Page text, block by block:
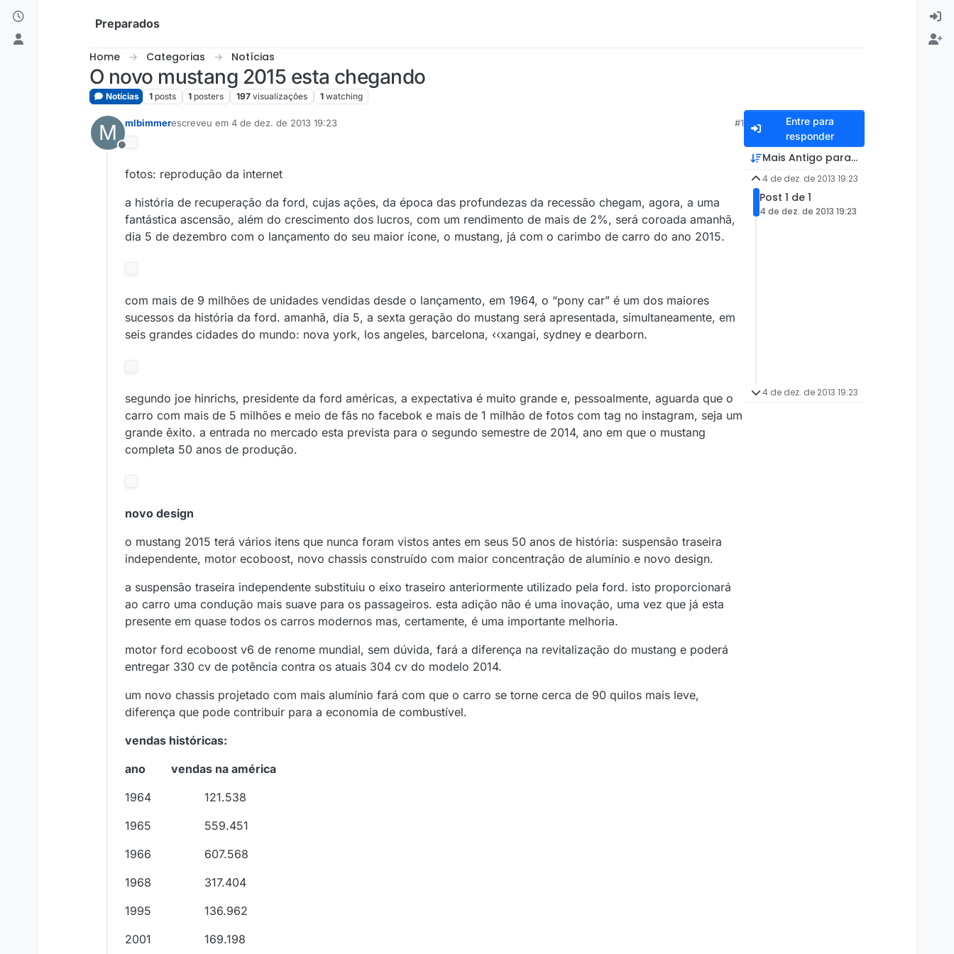
Skip to content
Preparados
Home Categorias Notícias
O novo mustang 2015 esta chegando
Notícias 1 posts 1 posters 197 visualizações 1 watching
M
Offline
mlbimmerescreveu em 4 de dez. de 2013 19:23
última edição por
#1
fotos: reprodução da internet
a história de recuperação da ford, cujas ações, da época das profundezas da recessão chegam, agora, a uma
fantástica ascensão, além do crescimento dos lucros, com um rendimento de mais de 2%, será coroada amanhã,
dia 5 de dezembro com o lançamento do seu maior ícone, o mustang, já com o carimbo de carro do ano 2015.
com mais de 9 milhões de unidades vendidas desde o lançamento, em 1964, o “pony car” é um dos maiores
sucessos da história da ford. amanhã, dia 5, a sexta geração do mustang será apresentada, simultaneamente, em
seis grandes cidades do mundo: nova york, los angeles, barcelona, ‹‹xangai, sydney e dearborn.
segundo joe hinrichs, presidente da ford américas, a expectativa é muito grande e, pessoalmente, aguarda que o
carro com mais de 5 milhões e meio de fãs no facebok e mais de 1 milhão de fotos com tag no instagram, seja um
grande êxito. a entrada no mercado esta prevista para o segundo semestre de 2014, ano em que o mustang
completa 50 anos de produção.
novo design
o mustang 2015 terá vários itens que nunca foram vistos antes em seus 50 anos de história: suspensão traseira
independente, motor ecoboost, novo chassis construído com maior concentração de alumínio e novo design.
a suspensão traseira independente substituiu o eixo traseiro anteriormente utilizado pela ford. isto proporcionará
ao carro uma condução mais suave para os passageiros. esta adição não é uma inovação, uma vez que já esta
presente em quase todos os carros modernos mas, certamente, é uma importante melhoria.
motor ford ecoboost v6 de renome mundial, sem dúvida, fará a diferença na revitalização do mustang e poderá
entregar 330 cv de potência contra os atuais 304 cv do modelo 2014.
um novo chassis projetado com mais alumínio fará com que o carro se torne cerca de 90 quilos mais leve,
diferença que pode contribuir para a economia de combustível.
vendas históricas:
ano vendas na américa
1964 121.538
1965 559.451
1966 607.568
1968 317.404
1995 136.962
2001 169.198
Entre para
responder
Mais Antigo para Mais Recente
4 de dez. de 2013 19:23
Post 1 de 1
4 de dez. de 2013 19:23
4 de dez. de 2013 19:23